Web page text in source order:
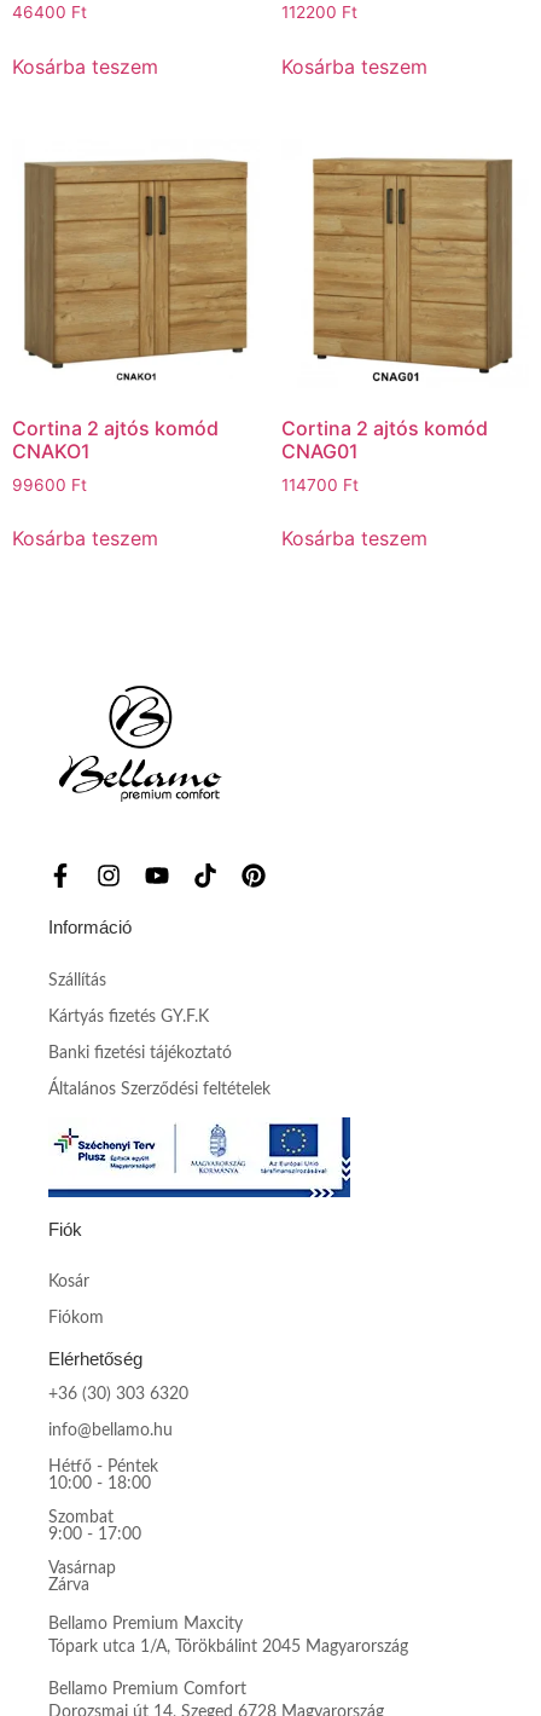
46400 Ft
Kosárba teszem
112200 Ft
Kosárba teszem
Cortina 2 ajtós komód
CNAKO1
99600 Ft
Kosárba teszem
Cortina 2 ajtós komód
CNAG01
114700 Ft
Kosárba teszem
Információ
Szállítás
Kártyás fizetés GY.F.K
Banki fizetési tájékoztató
Általános Szerződési feltételek
Fiók
Kosár
Fiókom
Elérhetőség
+36 (30) 303 6320
info@bellamo.hu
Hétfő - Péntek
10:00 - 18:00
Szombat
9:00 - 17:00
Vasárnap
Zárva
Bellamo Premium Maxcity
Tópark utca 1/A, Törökbálint 2045 Magyarország
Bellamo Premium Comfort
Dorozsmai út 14, Szeged 6728 Magyarország